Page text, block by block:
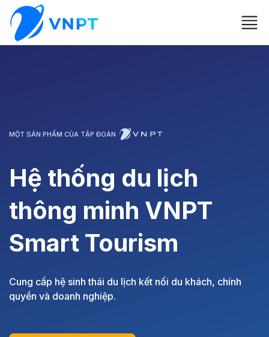
MỘT SẢN PHẨM CỦA TẬP ĐOÀN
Hệ thống du lịch
thông minh VNPT
Smart Tourism
Cung cấp hệ sinh thái du lịch kết nối du khách, chính
quyền và doanh nghiệp.